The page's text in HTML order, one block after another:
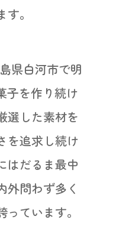
。
県白河市で明
子を作り続け
選した素材を
を追求し続け
はだるま最中
外問わず多く
ています。